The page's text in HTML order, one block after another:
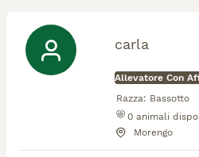
carla
Allevatore Con
Razza: Bassotto
0 animali
Morengo